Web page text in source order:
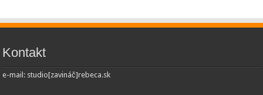
Kontakt
e-mail: studio[zavináč]rebeca.sk